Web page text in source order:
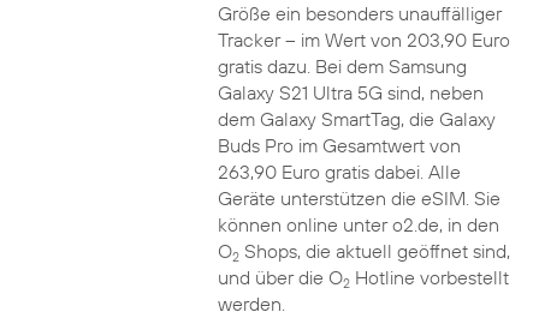
Größe ein besonders unauffälliger
Tracker – im Wert von 203,90 Euro
gratis dazu. Bei dem Samsung
Galaxy S21 Ultra 5G sind, neben
dem Galaxy SmartTag, die Galaxy
Buds Pro im Gesamtwert von
263,90 Euro gratis dabei. Alle
Geräte unterstützen die eSIM. Sie
können online unter o2.de, in den
O2Shops, die aktuell geöffnet sind,
und über die O2Hotline vorbestellt
werden.